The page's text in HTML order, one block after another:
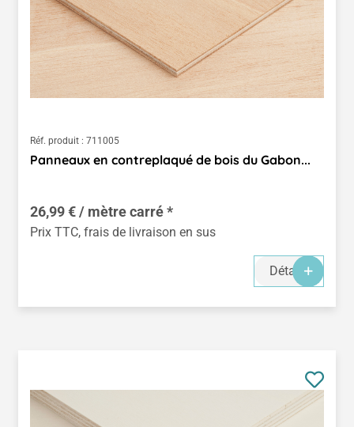
Réf. produit : 711005
Panneaux en contreplaqué de bois du Gabon...
26,99 € / mètre carré *
Prix TTC, frais de livraison en sus
Détails